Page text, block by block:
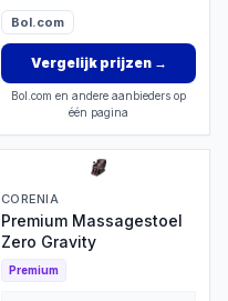
Bol.com
Vergelijk prijzen→
Bol.com en andere aanbieders op
één pagina
CORENIA
Premium Massagestoel
Zero Gravity
Premium